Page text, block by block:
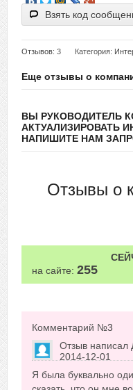
Взять код
Отзывов: 3 Категория:
Еще отзывы о
ВЫ РУКОВОДИТЕЛЬ
АКТУАЛИЗИРОВАТЬ
НАПИШИТЕ НАМ
Отзывы о
на сайте: 255
Комментарий №3
Отзыв написал
2014-12-01
+4
Я была буквально